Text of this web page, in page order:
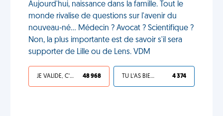
Aujourd'hui, naissance dans la famille. Tout le
monde rivalise de questions sur l'avenir du
nouveau-né... Médecin ? Avocat ? Scientifique ?
Non, la plus importante est de savoir s'il sera
supporter de Lille ou de Lens. VDM
JE VALIDE, C'EST UNE VDM 48 968 TU L'AS BIEN MÉRITÉ 4 374